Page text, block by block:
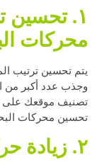
١. تحسين
محركات
يتم تحسين ترتيب
وجذب عدد أكبر من
تصنيف موقعك
تحسين محركات
٢. زيادة حركة المرور إلى الموقع